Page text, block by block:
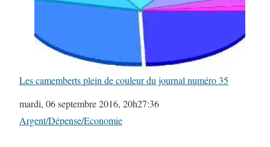
Les camemberts plein de couleur du journal numéro 35
Date
mardi, 06 septembre 2016, 20h27:36
Par rapport à
Argent/Dépense/Economie